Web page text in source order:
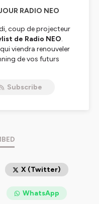
RADIO NEO
coup de projecteur
de Radio NEO.
viendra renouveler
de vos futurs
!
politique-de-
Subscribe
X (Twitter)
WhatsApp